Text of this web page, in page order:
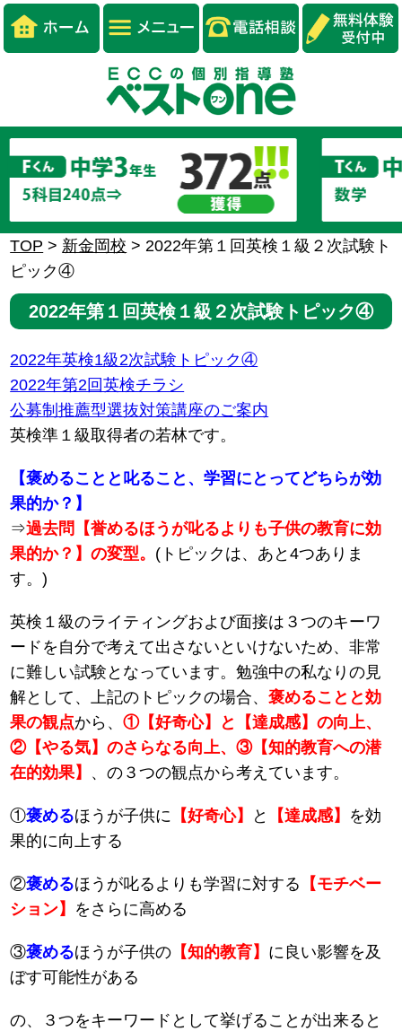
TOP > 新金岡校 >2022年第１回英検１級２次試験ト
ピック④
2022年第１回英検１級２次試験トピック④
2022年英検1級2次試験トピック④
2022年第2回英検チラシ
公募制推薦型選抜対策講座のご案内
英検準１級取得者の若林です。
【褒めることと叱ること、学習にとってどちらが効
果的か？】
⇒過去問【誉めるほうが叱るよりも子供の教育に効
果的か？】の変型。 (トピックは、あと4つありま
す。)
英検１級のライティングおよび面接は３つのキーワ
ードを自分で考えて出さないといけないため、非常
に難しい試験となっています。勉強中の私なりの見
解として、上記のトピックの場合、褒めることと効
果の観点から、①【好奇心】と【達成感】の向上、
②【やる気】のさらなる向上、③【知的教育への潜
在的効果】 、の３つの観点から考えています。
①褒めるほうが子供に 【好奇心】 と 【達成感】 を効
果的に向上する
②褒めるほうが叱るよりも学習に対する
【モチベー
ション】 をさらに高める
③褒めるほうが子供の 【知的教育】 に良い影響を及
ぼす可能性がある
の、３つをキーワードとして挙げることが出来ると